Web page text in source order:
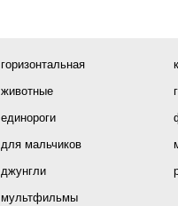
горизонтальная
животные
единороги
для мальчиков
джунгли
мультфильмы